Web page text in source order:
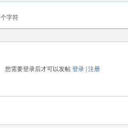
个字符
您需要登录后才可以发帖 登录| 注册